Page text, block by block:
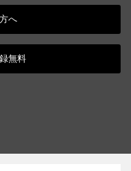
へ
無料